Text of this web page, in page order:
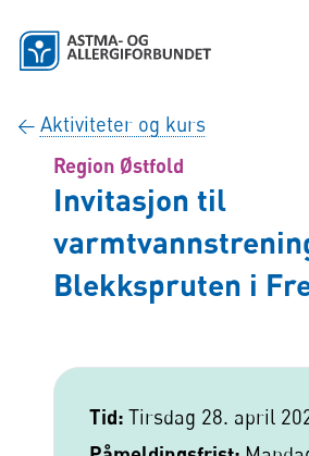
← Aktiviteter og kurs
Region Østfold
Invitasjon til
Blekkspruten i
Tid: Tirsdag 28. april